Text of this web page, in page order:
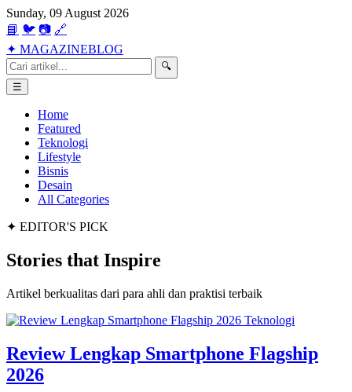
Sunday, 09 August 2026
📘 🐦 📷 🔗
✦ MAGAZINEBLOG
🔍
☰
Home
Featured
Teknologi
Lifestyle
Bisnis
Desain
All Categories
✦ EDITOR'S PICK
Stories that Inspire
Artikel berkualitas dari para ahli dan praktisi terbaik
Teknologi
Review Lengkap Smartphone Flagship
2026